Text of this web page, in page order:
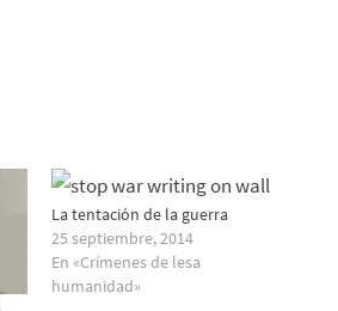
La tentación de la guerra
25 septiembre, 2014
En «Crímenes de lesa
humanidad»